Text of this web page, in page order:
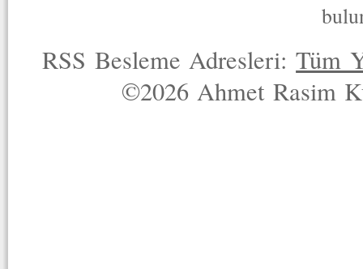
RSS Besleme Adresleri:Tüm
©2026 Ahmet Rasim